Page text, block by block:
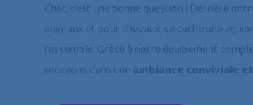
Chat, c’est une bonne question ! Derrière
animaux et pour chevaux, se cache une
ressemble. Grâce à notre équipement
recevons dans une ambiance conviviale